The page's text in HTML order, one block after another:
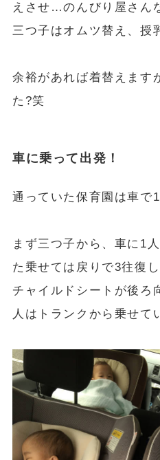
えさせ…のんびり屋さん
三つ子はオムツ替え、授
余裕があれば着替えます
た?笑
車に乗って出発！
通っていた保育園は車で
まず三つ子から、車に1
た乗せては戻りで3往復
チャイルドシートが後ろ
人はトランクから乗せて